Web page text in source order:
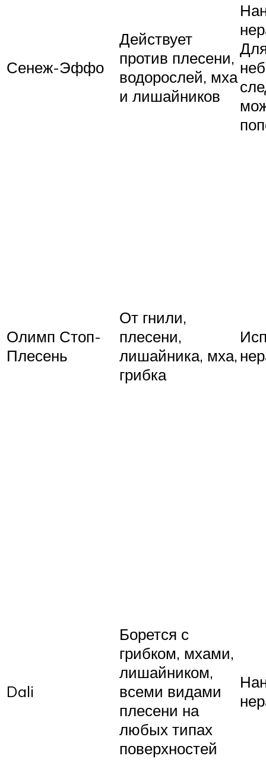
Сенеж-Эффо
Действует
против плесени,
водорослей, мха
и лишайников
Олимп Стоп-
Плесень
От гнили,
плесени,
лишайника, мха,
грибка
Dali
Борется с
грибком, мхами,
лишайником,
всеми видами
плесени на
любых типах
поверхностей